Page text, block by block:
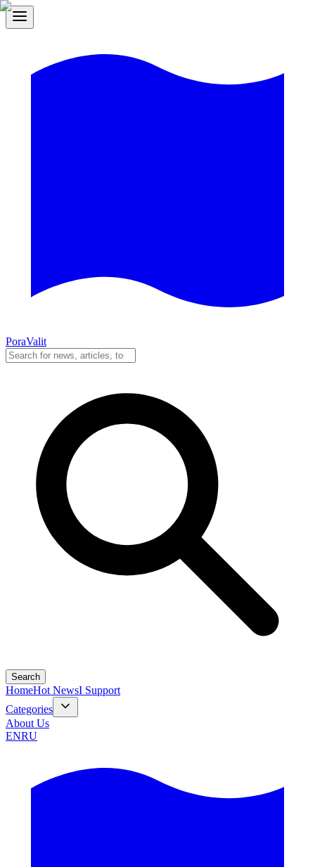
PoraValit
Search
HomeHot NewsI Support
Categories
About Us
ENRU